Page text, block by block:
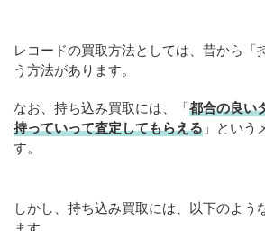
レコードの買取方法としては、昔から「
う方法があります。
なお、持ち込み買取には、「都合の良い
持っていって査定してもらえる 」という
す。
しかし、持ち込み買取には、以下のよう